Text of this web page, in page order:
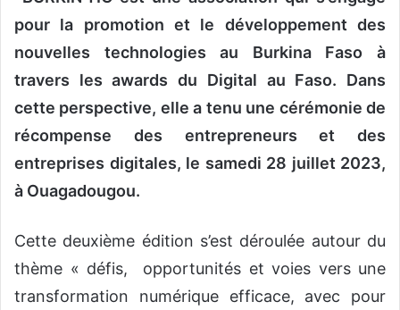
e
l
pour la promotion et le développement des
nouvelles technologies au Burkina Faso à
travers les awards du Digital au Faso. Dans
cette perspective, elle a tenu une cérémonie de
récompense des entrepreneurs et des
entreprises digitales, le samedi 28 juillet 2023,
à Ouagadougou.
Cette deuxième édition s’est déroulée autour du
thème « défis, opportunités et voies vers une
transformation numérique efficace, avec pour